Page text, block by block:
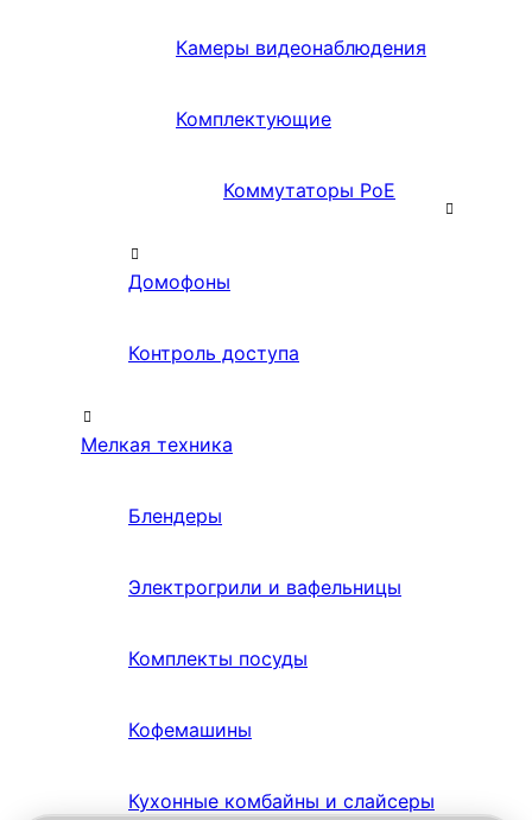
Камеры видеонаблюдения
Комплектующие
Коммутаторы PoE
Домофоны
Контроль доступа
Мелкая техника
Блендеры
Электрогрили и вафельницы
Комплекты посуды
Кофемашины
Кухонные комбайны и слайсеры